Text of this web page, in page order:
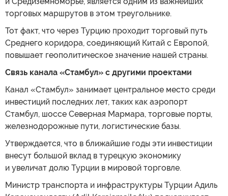
торговых маршрутов в этом треугольнике.
Тот факт, что через Турцию проходит торговый путь
Среднего коридора, соединяющий Китай с Европой,
повышает геополитическое значение нашей страны.
Связь канала «Стамбул» с другими проектами
Канал «Стамбул» занимает центральное место среди
инвестиций последних лет, таких как аэропорт
Стамбул, шоссе Северная Мармара, торговые порты,
железнодорожные пути, логистические базы.
Утверждается, что в ближайшие годы эти инвестиции
внесут большой вклад в турецкую экономику
и увеличат долю Турции в мировой торговле.
Министр транспорта и инфраструктуры Турции Адиль